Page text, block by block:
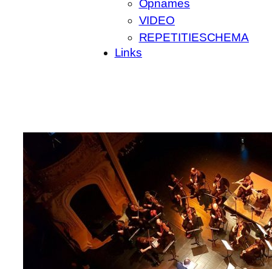
Opnames
VIDEO
REPETITIESCHEMA
Links